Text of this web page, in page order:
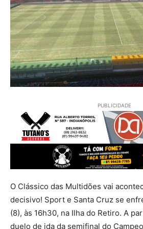
PUBLICIDADE
O Clássico das Multidões vai
decisivo! Sport e Santa Cruz se
(8), às 16h30, na Ilha do Retiro. A
duelo de ida da semifinal do